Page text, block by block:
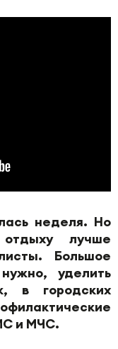
неделя. Но
лучше
Большое
уделить
в городских
и МЧС.